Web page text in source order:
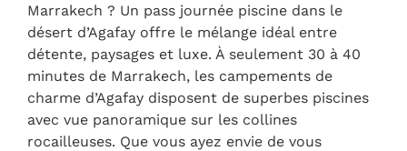
Marrakech ? Un pass journée piscine dans le
désert d’Agafay offre le mélange idéal entre
détente, paysages et luxe. À seulement 30 à 40
minutes de Marrakech, les campements de
charme d’Agafay disposent de superbes piscines
avec vue panoramique sur les collines
rocailleuses. Que vous ayez envie de vous